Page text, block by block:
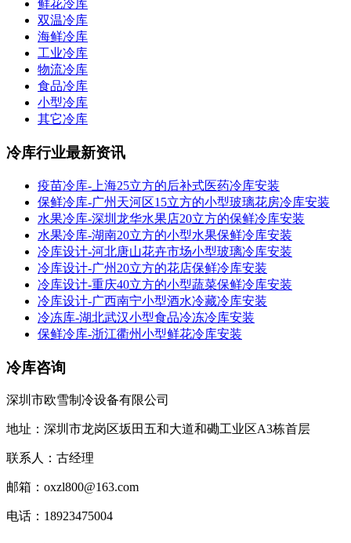
鲜花冷库
双温冷库
海鲜冷库
工业冷库
物流冷库
食品冷库
小型冷库
其它冷库
冷库行业最新资讯
疫苗冷库-上海25立方的后补式医药冷库安装
保鲜冷库-广州天河区15立方的小型玻璃花房冷库安装
水果冷库-深圳龙华水果店20立方的保鲜冷库安装
水果冷库-湖南20立方的小型水果保鲜冷库安装
冷库设计-河北唐山花卉市场小型玻璃冷库安装
冷库设计-广州20立方的花店保鲜冷库安装
冷库设计-重庆40立方的小型蔬菜保鲜冷库安装
冷库设计-广西南宁小型酒水冷藏冷库安装
冷冻库-湖北武汉小型食品冷冻冷库安装
保鲜冷库-浙江衢州小型鲜花冷库安装
冷库咨询
深圳市欧雪制冷设备有限公司
地址：深圳市龙岗区坂田五和大道和磡工业区A3栋首层
联系人：古经理
邮箱：oxzl800@163.com
电话：18923475004